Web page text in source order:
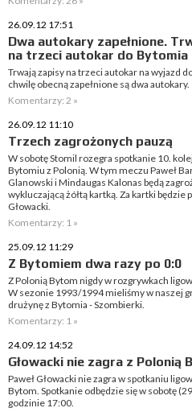
26.09.12 17:51
Dwa autokary zapełnione.
na trzeci autokar do Bytomia
Trwają zapisy na trzeci autokar na wyjazd
chwilę obecną zapełnione są dwa autokary.
Komentarzy: 2 »
26.09.12 11:10
Trzech zagrożonych pauzą
W sobotę Stomil rozegra spotkanie 10.
Bytomiu z Polonią. W tym meczu Paweł
Glanowski i Mindaugas Kalonas będą
wykluczającą żółtą kartką. Za kartki będzie
Głowacki.
Komentarzy: 1 »
25.09.12 11:29
Z Bytomiem dwa razy po 0:0
Z Polonią Bytom nigdy w rozgrywkach
W sezonie 1993/1994 mieliśmy w naszej
drużynę z Bytomia - Szombierki.
Komentarzy: 1 »
24.09.12 14:52
Głowacki nie zagra z Polonią
Paweł Głowacki nie zagra w spotkaniu
Bytom. Spotkanie odbędzie się w sobotę
godzinie 17:00.